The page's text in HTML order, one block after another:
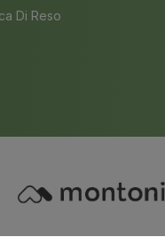
Di Reso